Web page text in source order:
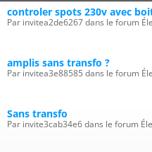
controler spots 230v avec
Par invitea2de6267 dans le forum
amplis sans transfo ?
Par invitea3e88585 dans le forum
Sans transfo
Par invite3cab34e6 dans le forum